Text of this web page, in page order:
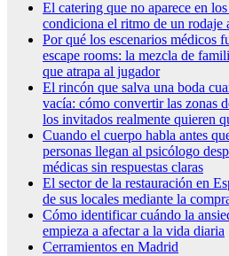
El catering que no aparece en
condiciona el ritmo de un rodaje
Por qué los escenarios médicos
escape rooms: la mezcla de
que atrapa al jugador
El rincón que salva una boda
vacía: cómo convertir las zonas
los invitados realmente quieren
Cuando el cuerpo habla antes
personas llegan al psicólogo
médicas sin respuestas claras
El sector de la restauración en
de sus locales mediante la
Cómo identificar cuándo la
empieza a afectar a la vida diaria
Cerramientos en Madrid